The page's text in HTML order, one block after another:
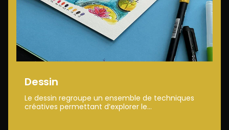
Dessin
Le dessin regroupe un ensemble de techniques
créatives permettant d’explorer le...